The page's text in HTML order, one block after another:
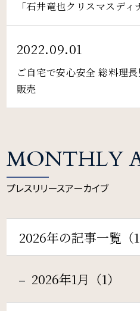
Restaurant &
レストラン&ラウンジ
Banquet
会議・ご宴会
Wedding
Access
アクセス
Sightseeing
「石井竜也クリスマスデ
2022.09.01
ご自宅で安心安全 総料理
販売
MONTHLY
プレスリリースアーカイブ
2026年の記事一覧（1
2026年1月（1）